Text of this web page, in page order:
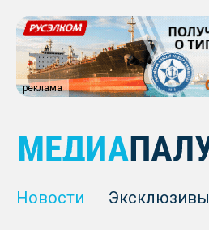
реклама
Новости Эксклюзивы